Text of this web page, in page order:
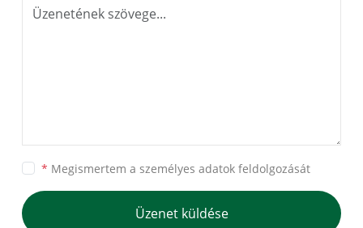
* Megismertem a személyes adatok feldolgozását
Üzenet küldése